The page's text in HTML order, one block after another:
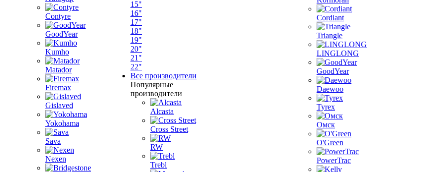
Contyre
GoodYear
Kumho
Matador
Firemax
Gislaved
Yokohama
Sava
Nexen
15"
16"
17"
18"
19"
20"
21"
22"
Все производители
Популярные
производители
Alcasta
Cross Street
RW
Trebl
Cordiant
Triangle
LINGLONG
GoodYear
Daewoo
Tyrex
Омск
O'Green
PowerTrac